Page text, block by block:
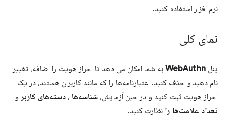
نرم افزار استفاده کنید.
نمای کلی
پنل WebAuthn به شما امکان می دهد تا احراز هویت را اضافه، تغییر
نام دهید و حذف کنید. اعتبارنامه‌ها را که مانند کاربران هستند، در یک
احراز هویت ثبت کنید و در حین آزمایش، شناسه‌ها ، دسته‌های کاربر و
تعداد علامت‌ها را نظارت کنید.